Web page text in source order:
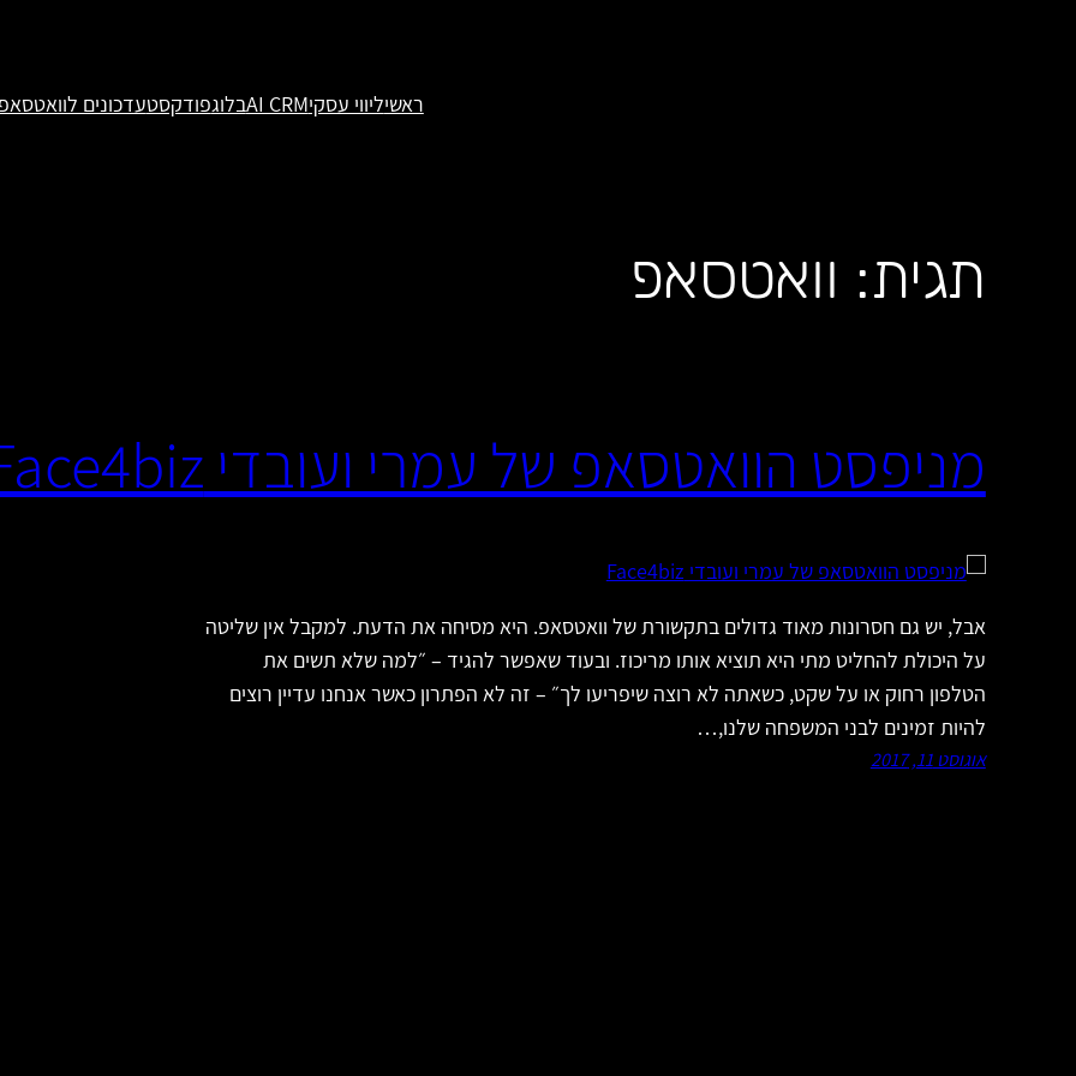
ראשיליווי עסקיAI CRMבלוגפודקסטעדכונים לוואטסאפ
תגית: וואטסאפ
מניפסט הוואטסאפ של עמרי ועובדי Face4biz
אבל, יש גם חסרונות מאוד גדולים בתקשורת של וואטסאפ. היא מסיחה את הדעת. למקבל אין שליטה
על היכולת להחליט מתי היא תוציא אותו מריכוז. ובעוד שאפשר להגיד – ״למה שלא תשים את
הטלפון רחוק או על שקט, כשאתה לא רוצה שיפריעו לך״ – זה לא הפתרון כאשר אנחנו עדיין רוצים
להיות זמינים לבני המשפחה שלנו,…
אוגוסט 11, 2017